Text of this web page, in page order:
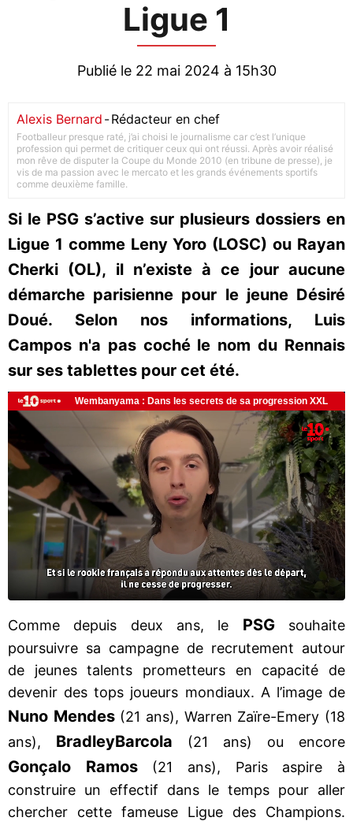
Ligue 1
Publié le 22 mai 2024 à 15h30
Alexis Bernard -Rédacteur en chef
Footballeur presque raté, j’ai choisi le journalisme car c’est l’unique
profession qui permet de critiquer ceux qui ont réussi. Après avoir réalisé
mon rêve de disputer la Coupe du Monde 2010 (en tribune de presse), je
vis de ma passion avec le mercato et les grands événements sportifs
comme deuxième famille.
Si le PSG s’active sur plusieurs dossiers en
Ligue 1 comme Leny Yoro (LOSC) ou Rayan
Cherki (OL), il n’existe à ce jour aucune
démarche parisienne pour le jeune Désiré
Doué. Selon nos informations, Luis
Campos n'a pas coché le nom du Rennais
sur ses tablettes pour cet été.
Comme depuis deux ans, le PSGsouhaite
poursuivre sa campagne de recrutement autour
de jeunes talents prometteurs en capacité de
devenir des tops joueurs mondiaux. A l’image de
Nuno Mendes(21 ans), Warren Zaïre-Emery (18
ans), BradleyBarcola (21 ans) ou encore
Gonçalo Ramos(21 ans), Paris aspire à
construire un effectif dans le temps pour aller
chercher cette fameuse Ligue des Champions.